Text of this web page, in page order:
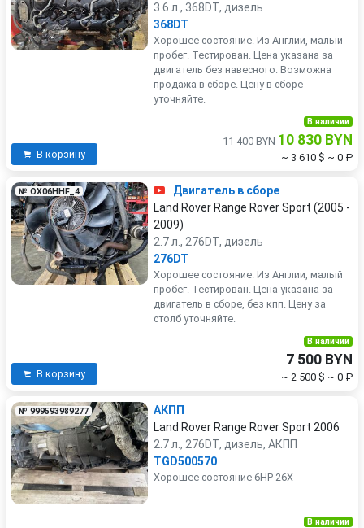
3.6 л., 368DT, дизель
368DT
Хорошее состояние. Из Англии, малый
пробег. Тестирован. Цена указана за
двигатель без навесного. Возможна
продажа в сборе. Цену в сборе
уточняйте.
В корзину
В наличии
11 400 BYN 10 830 BYN
~ 3 610 $ ~ 0 ₽
№ OX06HHF_4
Двигатель в сборе
Land Rover Range Rover Sport (2005 -
2009)
2.7 л., 276DT, дизель
276DT
Хорошее состояние. Из Англии, малый
пробег. Тестирован. Цена указана за
двигатель в сборе, без кпп. Цену за
столб уточняйте.
В корзину
В наличии
7 500 BYN
~ 2 500 $ ~ 0 ₽
№ 999593989277
АКПП
Land Rover Range Rover Sport 2006
2.7 л., 276DT, дизель, АКПП
TGD500570
Хорошее состояние 6HP-26X
В наличии